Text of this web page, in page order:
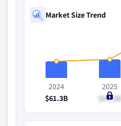
Market Size Trend
2024
$61.3B
2025
$67.2B